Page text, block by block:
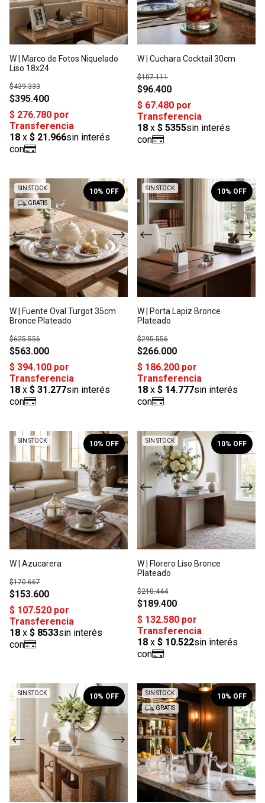
W | Marco de Fotos Niquelado
Liso 18x24
$395.400
$439.333
W | Cuchara Cocktail 30cm
$96.400
$107.111
1/2
SIN STOCK
GRATIS
W | Fuente Oval Turgot 35cm
Bronce Plateado
$563.000
$625.556
10% OFF 1/2
SIN STOCK
W | Porta Lapiz Bronce
Plateado
$266.000
$295.556
10% OFF
1/2
SIN STOCK
W | Azucarera
$153.600
$170.667
10% OFF 1/2
SIN STOCK
W | Florero Liso Bronce
Plateado
$189.400
$210.444
10% OFF
1/2
SIN STOCK 10% OFF 1/2
SIN STOCK
GRATIS
10% OFF